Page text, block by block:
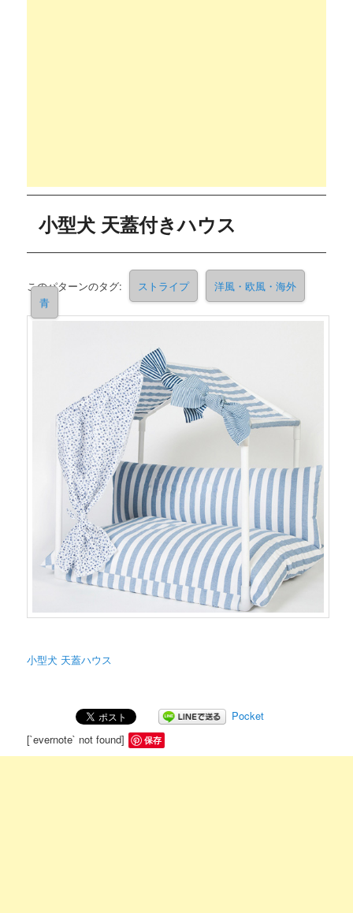
小型犬 天蓋付きハウス
このパターンのタグ: ストライプ
洋風・欧風・海外
青
小型犬 天蓋ハウス
Pocket
[`evernote` not found]
保存